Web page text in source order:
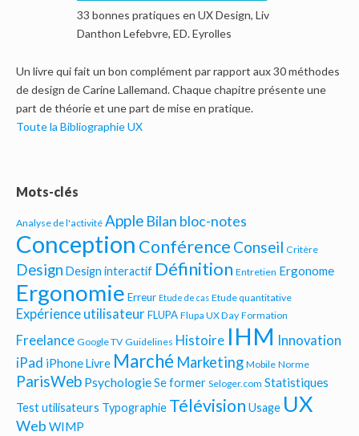
33 bonnes pratiques en UX Design, Liv
Danthon Lefebvre, ED. Eyrolles
Un livre qui fait un bon complément par rapport aux 30 méthodes
de design de Carine Lallemand. Chaque chapitre présente une
part de théorie et une part de mise en pratique.
Toute la Bibliographie UX
Mots-clés
Analyse de l'activité Apple Bilan bloc-notes
Conception Conférence Conseil Critère
Design Design interactif Définition Entretien Ergonome
Ergonomie Erreur Etude de cas Etude quantitative
Expérience utilisateur FLUPA Flupa UX Day Formation
Freelance Google TV Guidelines Histoire IHM Innovation
iPad iPhoneLivre Marché Marketing Mobile Norme
ParisWeb PsychologieSe former Seloger.com Statistiques
Test utilisateurs Typographie Télévision Usage UX
Web WIMP